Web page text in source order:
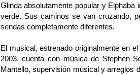
Glinda absolutamente popular y
verde. Sus caminos se van cruzando,
sendas completamente diferentes.
El musical, estrenado originalmente en
2003, cuenta con música de Stephen
Mantello, supervisión musical y arreglos